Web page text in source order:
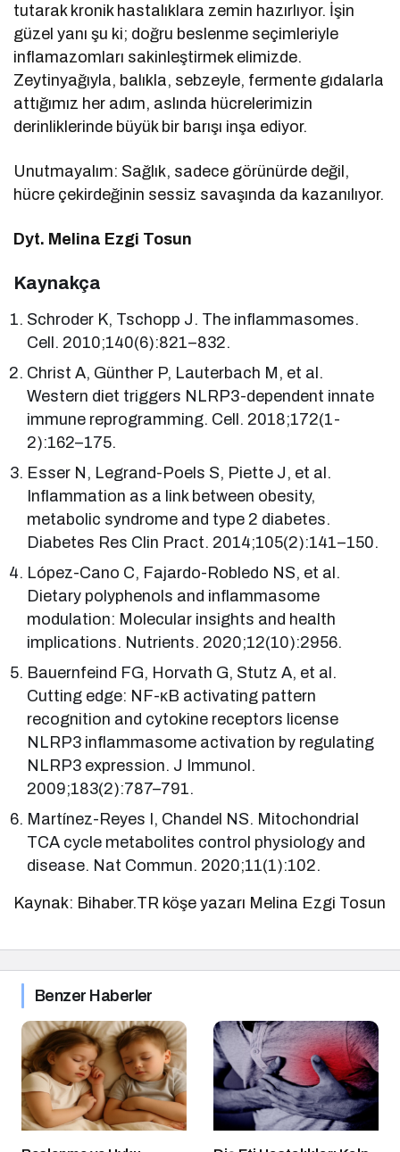
tutarak kronik hastalıklara zemin hazırlıyor. İşin
güzel yanı şu ki; doğru beslenme seçimleriyle
inflamazomları sakinleştirmek elimizde.
Zeytinyağıyla, balıkla, sebzeyle, fermente gıdalarla
attığımız her adım, aslında hücrelerimizin
derinliklerinde büyük bir barışı inşa ediyor.
Unutmayalım: Sağlık, sadece görünürde değil,
hücre çekirdeğinin sessiz savaşında da kazanılıyor.
Dyt. Melina Ezgi Tosun
Kaynakça
Schroder K, Tschopp J. The inflammasomes.
Cell. 2010;140(6):821–832.
Christ A, Günther P, Lauterbach M, et al.
Western diet triggers NLRP3-dependent innate
immune reprogramming. Cell. 2018;172(1-
2):162–175.
Esser N, Legrand-Poels S, Piette J, et al.
Inflammation as a link between obesity,
metabolic syndrome and type 2 diabetes.
Diabetes Res Clin Pract. 2014;105(2):141–150.
López-Cano C, Fajardo-Robledo NS, et al.
Dietary polyphenols and inflammasome
modulation: Molecular insights and health
implications. Nutrients. 2020;12(10):2956.
Bauernfeind FG, Horvath G, Stutz A, et al.
Cutting edge: NF-κB activating pattern
recognition and cytokine receptors license
NLRP3 inflammasome activation by regulating
NLRP3 expression. J Immunol.
2009;183(2):787–791.
Martínez-Reyes I, Chandel NS. Mitochondrial
TCA cycle metabolites control physiology and
disease. Nat Commun. 2020;11(1):102.
Kaynak: Bihaber.TR köşe yazarı Melina Ezgi Tosun
Benzer Haberler